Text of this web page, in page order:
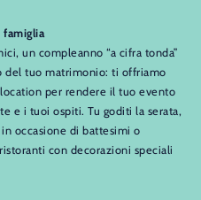
famiglia
un compleanno “a cifra tonda”
del tuo matrimonio: ti offriamo
per rendere il tuo evento
e i tuoi ospiti. Tu goditi la serata,
occasione di battesimi o
con decorazioni speciali